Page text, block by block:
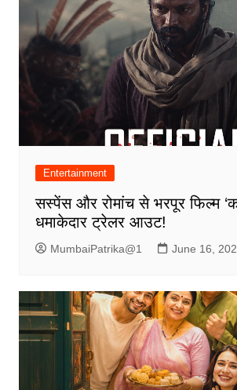
Entertainment
सस्पेंस और रोमांच से भरपूर फिल्म
धमाकेदार ट्रेलर आउट!
MumbaiPatrika@1 June 16,